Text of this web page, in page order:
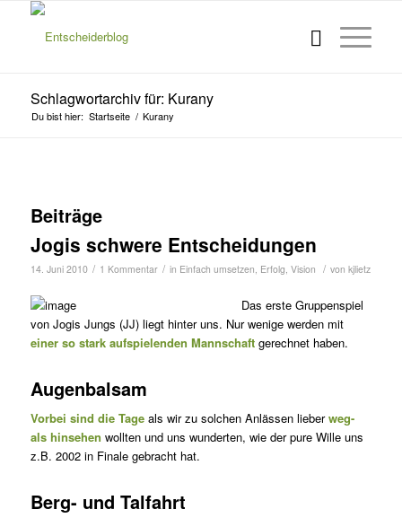
Schlagwortarchiv für: Kurany
Du bist hier: Startseite / Kurany
Beiträge
Jogis schwere Entscheidungen
14. Juni 2010 / 1 Kommentar / in Einfach umsetzen, Erfolg, Vision / von kjlietz
Das erste Gruppenspiel
von Jogis Jungs (JJ) liegt hinter uns. Nur wenige werden mit
einer so stark aufspielenden Mannschaftgerechnet haben.
Augenbalsam
Vorbei sind die Tageals wir zu solchen Anlässen lieberweg-
als hinsehen wollten und uns wunderten, wie der pure Wille uns
z.B. 2002 in Finale gebracht hat.
Berg- und Talfahrt